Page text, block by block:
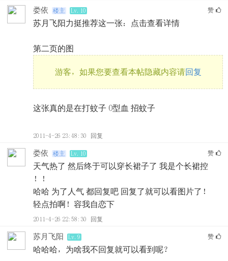
娄依 楼主 Lv.10 赞
苏月飞阳力挺推荐这一张：点击查看详情
第二页的图
游客，如果您要查看本帖隐藏内容请回复
这张真的是在打蚊子 O型血 招蚊子
2011-4-26 23:48:30 回复
娄依 楼主 Lv.10 赞
天气热了 然后终于可以穿长裙子了 我是个长裙控
！！
哈哈 为了人气 都回复吧 回复了就可以看图片了！
轻点拍啊！容我自恋下
2011-4-26 22:58:30 回复
苏月飞阳 Lv.9 赞
哈哈哈，为啥我不回复就可以看到呢？